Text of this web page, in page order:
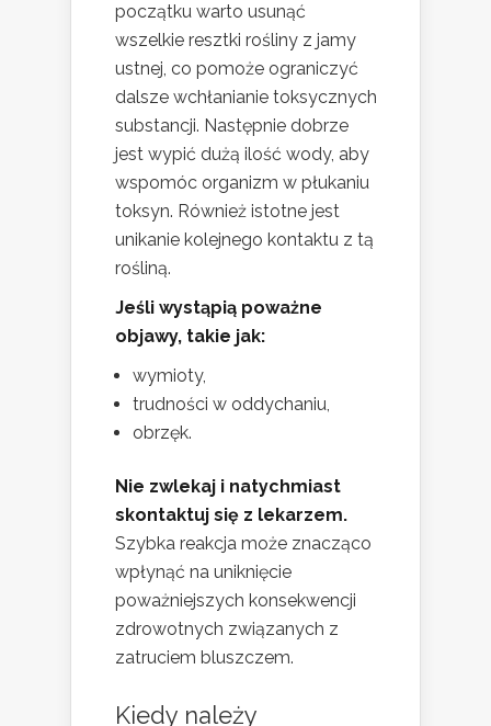
początku warto usunąć
wszelkie resztki rośliny z jamy
ustnej, co pomoże ograniczyć
dalsze wchłanianie toksycznych
substancji. Następnie dobrze
jest wypić dużą ilość wody, aby
wspomóc organizm w płukaniu
toksyn. Również istotne jest
unikanie kolejnego kontaktu z tą
rośliną.
Jeśli wystąpią poważne
objawy, takie jak:
wymioty,
trudności w oddychaniu,
obrzęk.
Nie zwlekaj i natychmiast
skontaktuj się z lekarzem.
Szybka reakcja może znacząco
wpłynąć na uniknięcie
poważniejszych konsekwencji
zdrowotnych związanych z
zatruciem bluszczem.
Kiedy należy